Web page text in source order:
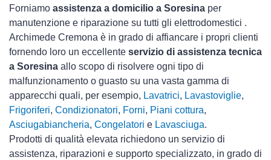
Forniamo assistenza a domicilio a Soresina per
manutenzione e riparazione su tutti gli elettrodomestici .
Archimede Cremona è in grado di affiancare i propri clienti
fornendo loro un eccellente servizio di assistenza tecnica
a Soresina allo scopo di risolvere ogni tipo di
malfunzionamento o guasto su una vasta gamma di
apparecchi quali, per esempio, Lavatrici, Lavastoviglie,
Frigoriferi, Condizionatori, Forni, Piani cottura,
Asciugabiancheria, Congelatori e Lavasciuga.
Prodotti di qualità elevata richiedono un servizio di
assistenza, riparazioni e supporto specializzato, in grado di